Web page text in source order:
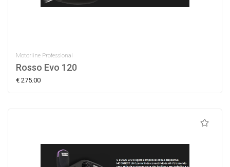
Motorline Professional
Rosso Evo 120
€ 275.00